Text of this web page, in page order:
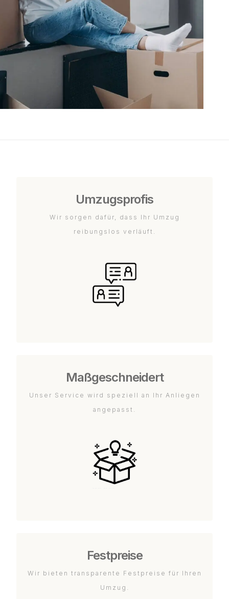
Umzugsprofis
Wir sorgen dafür, dass Ihr Umzug
reibungslos verläuft.
Maßgeschneidert
Unser Service wird speziell an Ihr Anliegen
angepasst.
Festpreise
Wir bieten transparente Festpreise für Ihren
Umzug.